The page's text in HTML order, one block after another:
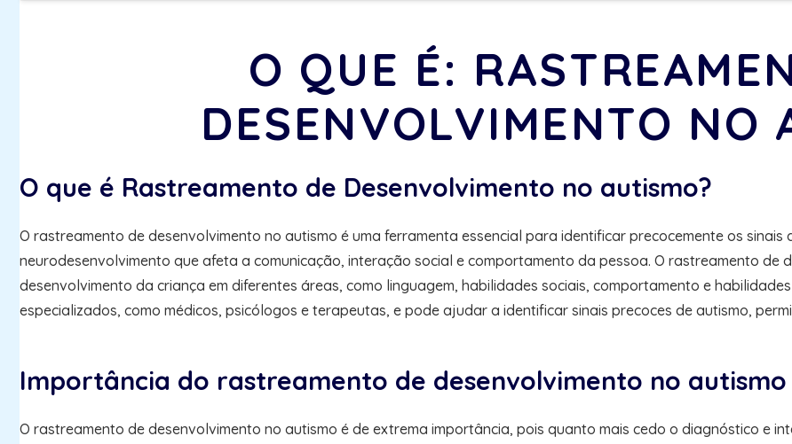
O QUE É:
DESENVOLVIMENTO NO
O que é Rastreamento de Desenvolvimento no autismo?
O rastreamento de desenvolvimento no autismo é uma ferramenta essencial para identificar precocemente os sinais
neurodesenvolvimento que afeta a comunicação, interação social e comportamento da pessoa. O rastreamento de
desenvolvimento da criança em diferentes áreas, como linguagem, habilidades sociais, comportamento e
especializados, como médicos, psicólogos e terapeutas, e pode ajudar a identificar sinais precoces de autismo,
Importância do rastreamento de desenvolvimento no autismo
O rastreamento de desenvolvimento no autismo é de extrema importância, pois quanto mais cedo o diagnóstico e